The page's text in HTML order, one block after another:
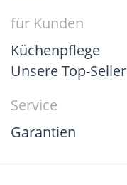
für Kunden
Küchenpflege
Unsere Top-Seller
Service
Garantien